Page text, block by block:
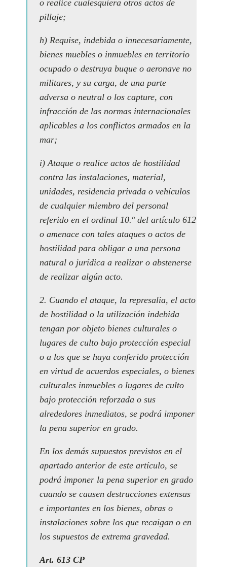
o realice cualesquiera otros actos de
pillaje;
h) Requise, indebida o innecesariamente,
bienes muebles o inmuebles en territorio
ocupado o destruya buque o aeronave no
militares, y su carga, de una parte
adversa o neutral o los capture, con
infracción de las normas internacionales
aplicables a los conflictos armados en la
mar;
i) Ataque o realice actos de hostilidad
contra las instalaciones, material,
unidades, residencia privada o vehículos
de cualquier miembro del personal
referido en el ordinal 10.º del artículo 612
o amenace con tales ataques o actos de
hostilidad para obligar a una persona
natural o jurídica a realizar o abstenerse
de realizar algún acto.
2. Cuando el ataque, la represalia, el acto
de hostilidad o la utilización indebida
tengan por objeto bienes culturales o
lugares de culto bajo protección especial
o a los que se haya conferido protección
en virtud de acuerdos especiales, o bienes
culturales inmuebles o lugares de culto
bajo protección reforzada o sus
alrededores inmediatos, se podrá imponer
la pena superior en grado.
En los demás supuestos previstos en el
apartado anterior de este artículo, se
podrá imponer la pena superior en grado
cuando se causen destrucciones extensas
e importantes en los bienes, obras o
instalaciones sobre los que recaigan o en
los supuestos de extrema gravedad.
Art. 613 CP